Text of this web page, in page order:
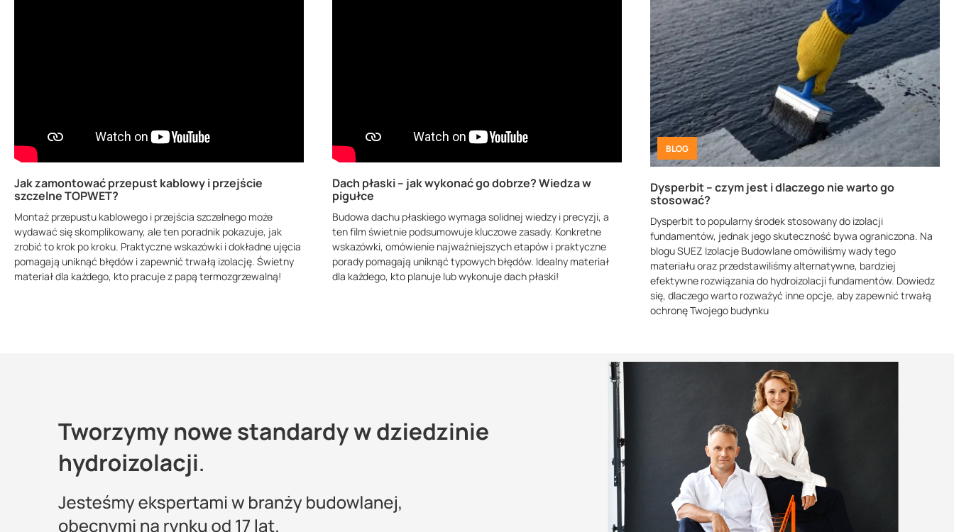
Jak zamontować przepust kablowy i przejście
szczelne TOPWET?
Montaż przepustu kablowego i przejścia szczelnego może
wydawać się skomplikowany, ale ten poradnik pokazuje, jak
zrobić to krok po kroku. Praktyczne wskazówki i dokładne ujęcia
pomagają uniknąć błędów i zapewnić trwałą izolację. Świetny
materiał dla każdego, kto pracuje z papą termozgrzewalną!
Dach płaski – jak wykonać go dobrze? Wiedza w
pigułce
Budowa dachu płaskiego wymaga solidnej wiedzy i precyzji, a
ten film świetnie podsumowuje kluczowe zasady. Konkretne
wskazówki, omówienie najważniejszych etapów i praktyczne
porady pomagają uniknąć typowych błędów. Idealny materiał
dla każdego, kto planuje lub wykonuje dach płaski!
BLOG
Dysperbit – czym jest i dlaczego nie warto go
stosować?
Dysperbit to popularny środek stosowany do izolacji
fundamentów, jednak jego skuteczność bywa ograniczona. Na
blogu SUEZ Izolacje Budowlane omówiliśmy wady tego
materiału oraz przedstawiliśmy alternatywne, bardziej
efektywne rozwiązania do hydroizolacji fundamentów. Dowiedz
się, dlaczego warto rozważyć inne opcje, aby zapewnić trwałą
ochronę Twojego budynku